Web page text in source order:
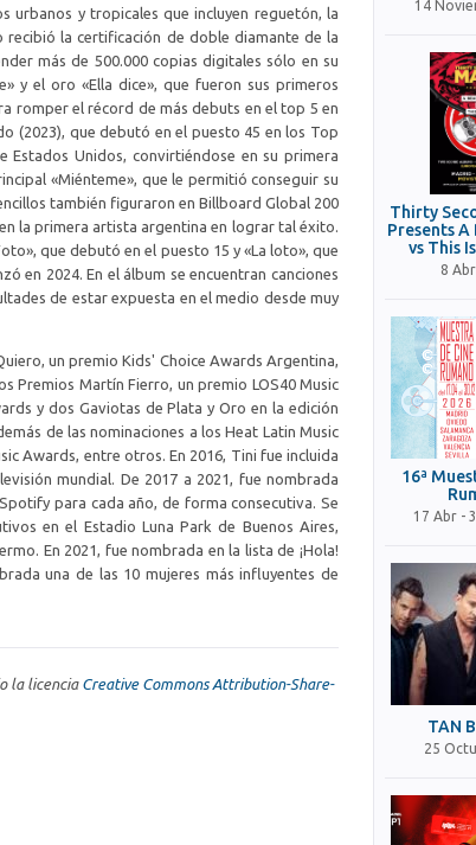
urbanos y tropicales que incluyen reguetón, la
la certificación de doble diamante de la
más de 500.000 copias digitales sólo en su
y el oro «Ella dice», que fueron sus primeros
romper el récord de más debuts en el top 5 en
(2023), que debutó en el puesto 45 en los Top
Estados Unidos, convirtiéndose en su primera
«Miénteme», que le permitió conseguir su
también figuraron en Billboard Global 200
la primera artista argentina en lograr tal éxito.
que debutó en el puesto 15 y «La loto», que
en 2024. En el álbum se encuentran canciones
de estar expuesta en el medio desde muy
un premio Kids' Choice Awards Argentina,
Premios Martín Fierro, un premio LOS40 Music
y dos Gaviotas de Plata y Oro en la edición
de las nominaciones a los Heat Latin Music
Awards, entre otros. En 2016, Tini fue incluida
mundial. De 2017 a 2021, fue nombrada
para cada año, de forma consecutiva. Se
en el Estadio Luna Park de Buenos Aires,
En 2021, fue nombrada en la lista de ¡Hola!
una de las 10 mujeres más influyentes de
la licencia Creative Commons Attribution-Share-
14
Thirty
Presents
vs This
8
16ª
17 Abr -
TAN
25